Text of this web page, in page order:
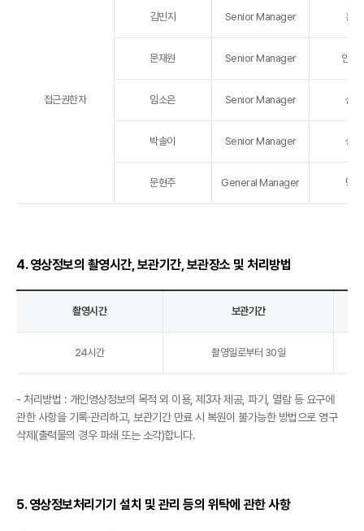
접근권한자
김민지 Senior Manager 홍
문재원 Senior Manager 인사
임소은 Senior Manager 신
박솔이 Senior Manager 성
문현주 General Manager 명
4. 영상정보의 촬영시간, 보관기간, 보관장소 및 처리방법
촬영시간 보관기간
24시간 촬영일로부터 30일
- 처리방법 : 개인영상정보의 목적 외 이용, 제3자 제공, 파기, 열람 등 요구에
관한 사항을 기록·관리하고, 보관기간 만료 시 복원이 불가능한 방법으로 영구
삭제(출력물의 경우 파쇄 또는 소각)합니다.
5. 영상정보처리기기 설치 및 관리 등의 위탁에 관한 사항